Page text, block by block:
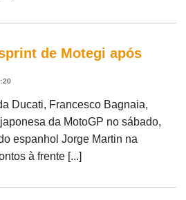
de Motegi após
Ducati, Francesco Bagnaia,
da MotoGP no sábado,
espanhol Jorge Martin na
à frente [...]